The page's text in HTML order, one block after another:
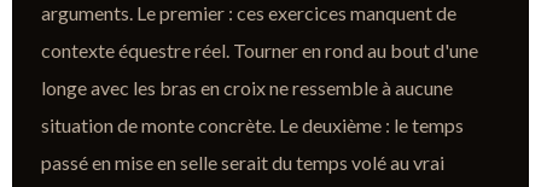
arguments. Le premier : ces exercices manquent de
contexte équestre réel. Tourner en rond au bout d'une
longe avec les bras en croix ne ressemble à aucune
situation de monte concrète. Le deuxième : le temps
passé en mise en selle serait du temps volé au vrai